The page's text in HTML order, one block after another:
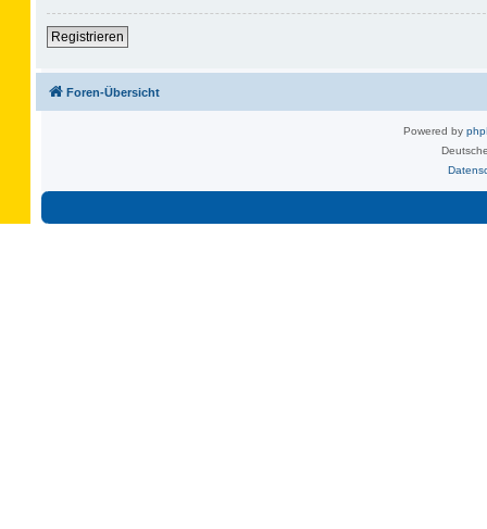
Registrieren
Foren-Übersicht
Powered by